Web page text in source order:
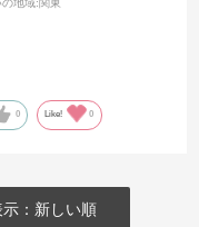
の地域:関東
0 Like! 0
示：新しい順